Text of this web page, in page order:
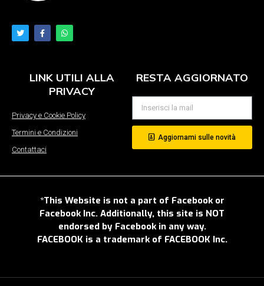
LINK UTILI ALLA
PRIVACY
Privacy e Cookie Policy
Termini e Condizioni
Contattaci
RESTA AGGIORNATO
Aggiornami sulle novità
*This Website is not a part of Facebook or
Facebook Inc. Additionally, this site is NOT
endorsed by Facebook in any way.
FACEBOOK is a trademark of FACEBOOK Inc.